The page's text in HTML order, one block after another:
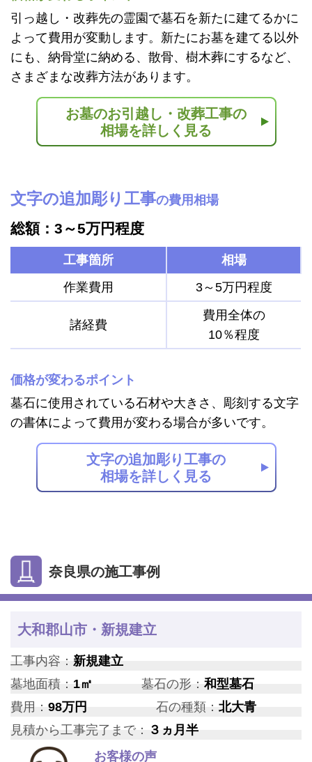
引っ越し・改葬先の霊園で墓石を新たに建てるかに
よって費用が変動します。新たにお墓を建てる以外
にも、納骨堂に納める、散骨、樹木葬にするなど、
さまざまな改葬方法があります。
お墓のお引越し・改葬工事の
相場を詳しく見る
文字の追加彫り工事の費用相場
総額：3～5万円程度
工事箇所
相場
作業費用
3～5万円程度
諸経費
費用全体の
10％程度
価格が変わるポイント
墓石に使用されている石材や大きさ、彫刻する文字
の書体によって費用が変わる場合が多いです。
文字の追加彫り工事の
相場を詳しく見る
奈良県の施工事例
大和郡山市・新規建立
工事内容： 新規建立
墓地面積： 1㎡ 墓石の形：和型墓石
費用： 98万円 石の種類： 北大青
見積から工事完了まで： ３ヵ月半
お客様の声